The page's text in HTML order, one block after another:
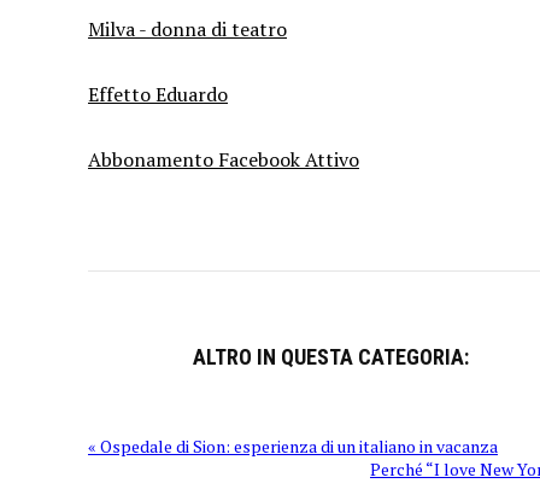
Milva - donna di teatro
Effetto Eduardo
Abbonamento Facebook Attivo
ALTRO IN QUESTA CATEGORIA:
« Ospedale di Sion: esperienza di un italiano in vacanza
Perché “I love New